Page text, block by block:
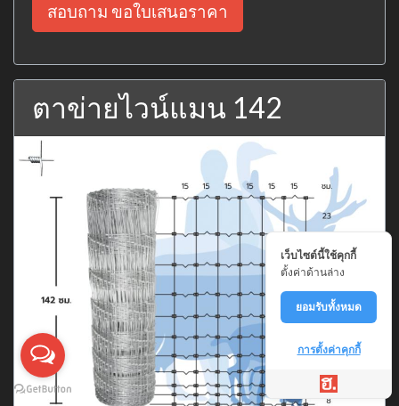
สอบถาม ขอใบเสนอราคา
ตาข่ายไวน์แมน 142
เว็บไซต์นี้ใช้คุกกี้
ตั้งค่าด้านล่าง
ยอมรับทั้งหมด
การตั้งค่าคุกกี้